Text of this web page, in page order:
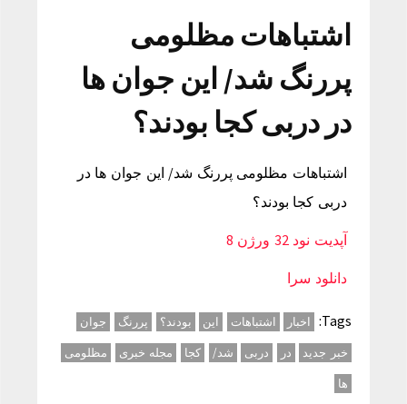
اشتباهات مظلومی
پررنگ شد/ این جوان ها
در دربی کجا بودند؟
اشتباهات مظلومی پررنگ شد/ این جوان ها در
دربی کجا بودند؟
آپدیت نود 32 ورژن 8
دانلود سرا
Tags: اخبار اشتباهات این بودند؟ پررنگ
جوان
خبر جدید
در دربی شد/ کجا مجله خبری
مظلومی
ها